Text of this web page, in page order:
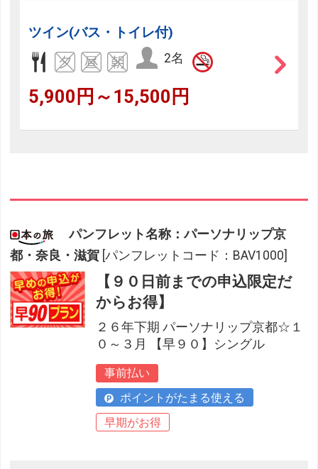
ツイン(バス・トイレ付)
2名
5,900円～15,500円
パンフレット名称：パーソナリップ京
都・奈良・滋賀 [パンフレットコード：BAV1000]
【９０日前までの申込限定だ
からお得】
２６年下期 パーソナリップ京都☆１
０～３月 【早９０】シングル
事前払い
ポイントがたまる使える
早期がお得